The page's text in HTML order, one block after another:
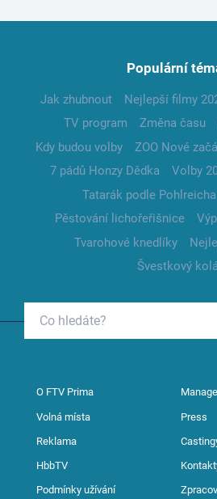
Populární
Jak zhubnout Nejlepší filmy
TV program
Změna času
Kdy budou volby
ZOO Nové
7 pádů Honzy Dědka
Volby
Tatarák podle Pohlreicha
Pěstování lichořeřišnice
Tvarohové knedlíky
Švestkový
O FTV Prima
Volná místa Press
Reklama
HbbTV
Podmínky užívání